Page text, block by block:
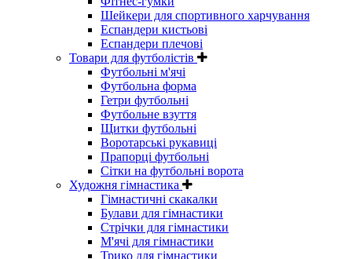
Шейкери для спортивного харчування
Еспандери кистьові
Еспандери плечові
Товари для футболістів
Футбольні м'ячі
Футбольна форма
Гетри футбольні
Футбольне взуття
Щитки футбольні
Воротарські рукавиці
Прапорці футбольні
Сітки на футбольні ворота
Художня гімнастика
Гімнастичні скакалки
Булави для гімнастики
Стрічки для гімнастики
М'ячі для гімнастики
Трико для гімнастики